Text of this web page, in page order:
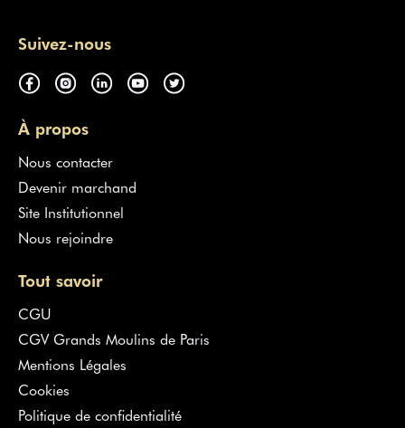
Suivez-nous
À propos
Nous contacter
Devenir marchand
Site Institutionnel
Nous rejoindre
Tout savoir
CGU
CGV Grands Moulins de Paris
Mentions Légales
Cookies
Politique de confidentialité